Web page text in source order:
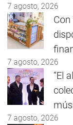
7 agosto, 2026
7 agosto, 2026
“El
7 agosto, 2026